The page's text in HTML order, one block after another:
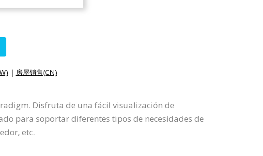
| 房屋销售(CN)
Disfruta de una fácil visualización de
para soportar diferentes tipos de necesidades de
etc.